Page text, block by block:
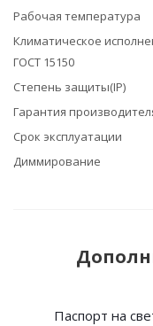
Рабочая температура
Климатическое
ГОСТ 15150
Степень защиты(IP)
Гарантия
Срок эксплуатации
Диммирование
Паспорт на